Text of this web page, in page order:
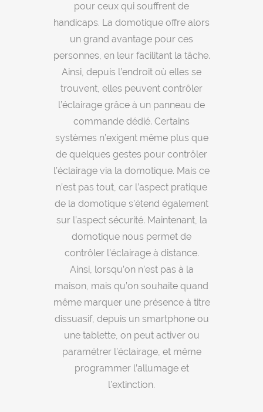
pour ceux qui souffrent de
handicaps. La domotique offre alors
un grand avantage pour ces
personnes, en leur facilitant la tâche.
Ainsi, depuis l’endroit où elles se
trouvent, elles peuvent contrôler
l’éclairage grâce à un panneau de
commande dédié. Certains
systèmes n’exigent même plus que
de quelques gestes pour contrôler
l’éclairage via la domotique. Mais ce
n’est pas tout, car l’aspect pratique
de la domotique s’étend également
sur l’aspect sécurité. Maintenant, la
domotique nous permet de
contrôler l’éclairage à distance.
Ainsi, lorsqu’on n’est pas à la
maison, mais qu’on souhaite quand
même marquer une présence à titre
dissuasif, depuis un smartphone ou
une tablette, on peut activer ou
paramétrer l’éclairage, et même
programmer l’allumage et
l’extinction.